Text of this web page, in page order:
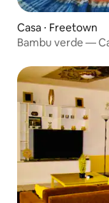
Casa ⋅ Freetown
Bambu verde —